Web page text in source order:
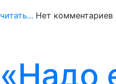
читать... Нет комментариев
«Надо